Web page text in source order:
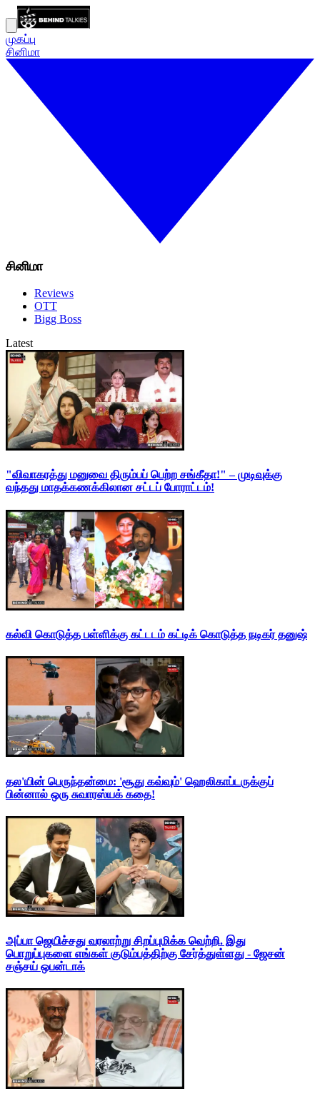
முகப்பு
சினிமா
சினிமா
Reviews
OTT
Bigg Boss
Latest
"விவாகரத்து மனுவை திரும்பப் பெற்ற சங்கீதா!" – முடிவுக்கு
வந்தது மாதக்கணக்கிலான சட்டப் போராட்டம்!
கல்வி கொடுத்த பள்ளிக்கு கட்டடம் கட்டிக் கொடுத்த நடிகர் தனுஷ்
தல'யின் பெருந்தன்மை: 'சூது கவ்வும்' ஹெலிகாப்டருக்குப்
பின்னால் ஒரு சுவாரஸ்யக் கதை!
அப்பா ஜெயிச்சது வரலாற்று சிறப்புமிக்க வெற்றி. இது
பொறுப்புகளை எங்கள் குடும்பத்திற்கு சேர்த்துள்ளது - ஜேசன்
சஞ்சய் ஒபன்டாக்